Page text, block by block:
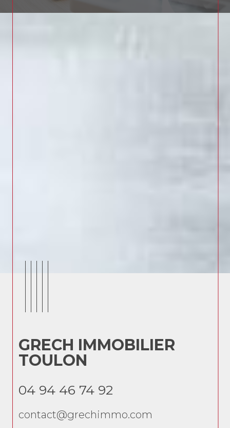
GRECH IMMOBILIER
TOULON
04 94 46 74 92
contact@grechimmo.com